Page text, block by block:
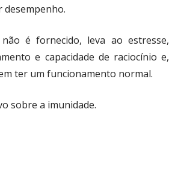
é fornecido, leva ao estresse,
e capacidade de raciocínio e,
ter um funcionamento normal.
sobre a imunidade.